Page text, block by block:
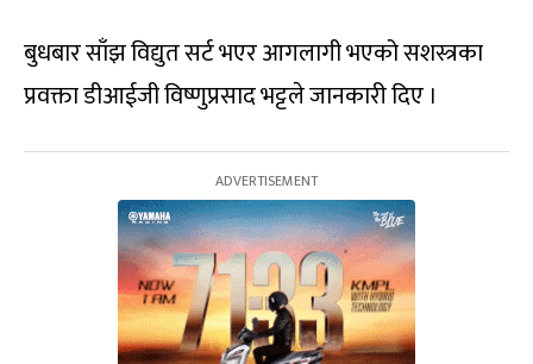
बुधबार साँझ विद्युत सर्ट भएर आगलागी भएको सशस्त्रका
प्रवक्ता डीआईजी विष्णुप्रसाद भट्टले जानकारी दिए ।